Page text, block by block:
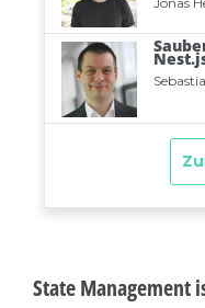
State Management